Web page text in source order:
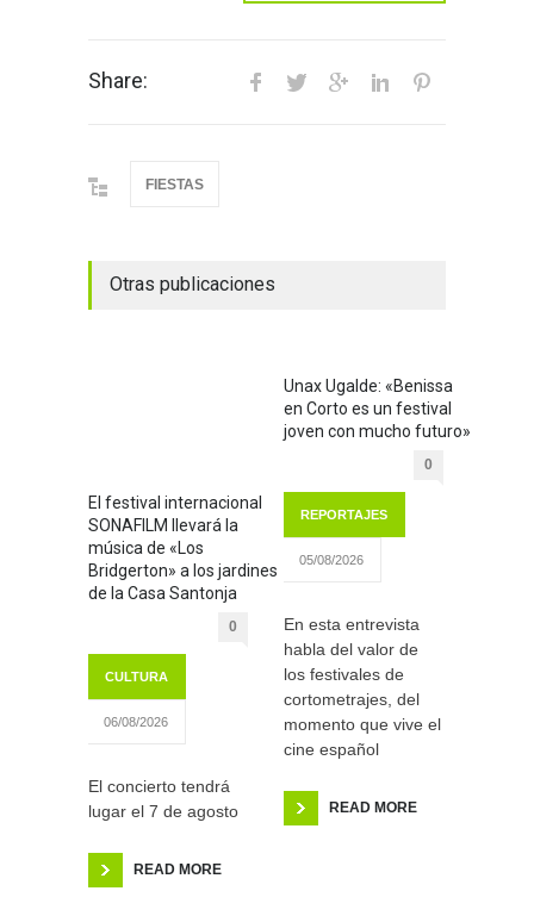
Share:
FIESTAS
Otras publicaciones
El festival internacional
SONAFILM llevará la
música de «Los
Bridgerton» a los jardines
de la Casa Santonja
0
CULTURA
06/08/2026
El concierto tendrá
lugar el 7 de agosto
READ MORE
Unax Ugalde: «Benissa
en Corto es un festival
joven con mucho futuro»
0
REPORTAJES
05/08/2026
En esta entrevista
habla del valor de
los festivales de
cortometrajes, del
momento que vive el
cine español
READ MORE